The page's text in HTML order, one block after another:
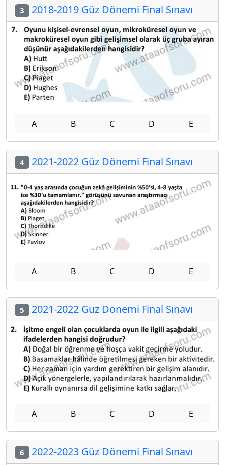
3 2018-2019 Güz Dönemi Final Sınavı
A B C D E
4 2021-2022 Güz Dönemi Final Sınavı
A B C D E
5 2021-2022 Güz Dönemi Final Sınavı
A B C D E
6 2022-2023 Güz Dönemi Final Sınavı